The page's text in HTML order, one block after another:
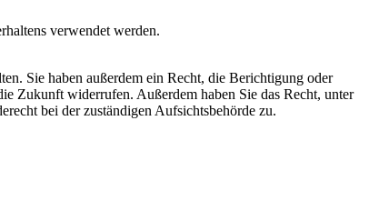
verwendet werden.
Sie haben außerdem ein Recht, die Berichtigung oder
Zukunft widerrufen. Außerdem haben Sie das Recht, unter
bei der zuständigen Aufsichtsbehörde zu.